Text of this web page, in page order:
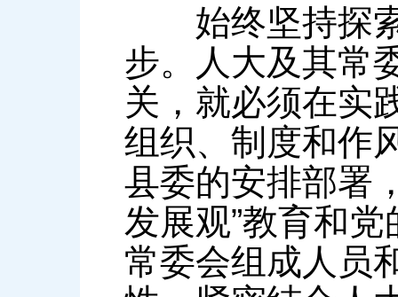
始终坚持探索
步。人大及其常
关，就必须在实
组织、制度和作
县委的安排部署
发展观”教育和
常委会组成人员